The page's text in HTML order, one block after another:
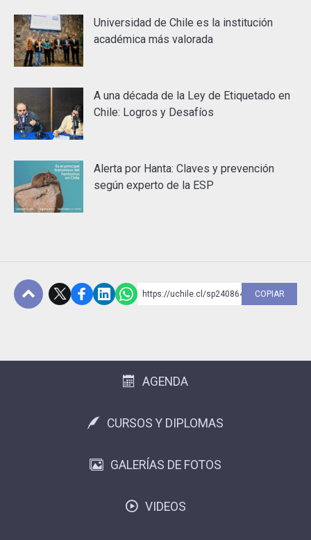
Universidad de Chile es la institución
académica más valorada
A una década de la Ley de Etiquetado en
Chile: Logros y Desafíos
Alerta por Hanta: Claves y prevención
según experto de la ESP
https://uchile.cl/sp240864 COPIAR
AGENDA
CURSOS Y DIPLOMAS
GALERÍAS DE FOTOS
VIDEOS